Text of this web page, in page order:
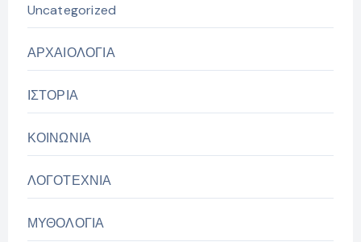
Uncategorized
ΑΡΧΑΙΟΛΟΓΙΑ
ΙΣΤΟΡΙΑ
ΚΟΙΝΩΝΙΑ
ΛΟΓΟΤΕΧΝΙΑ
ΜΥΘΟΛΟΓΙΑ